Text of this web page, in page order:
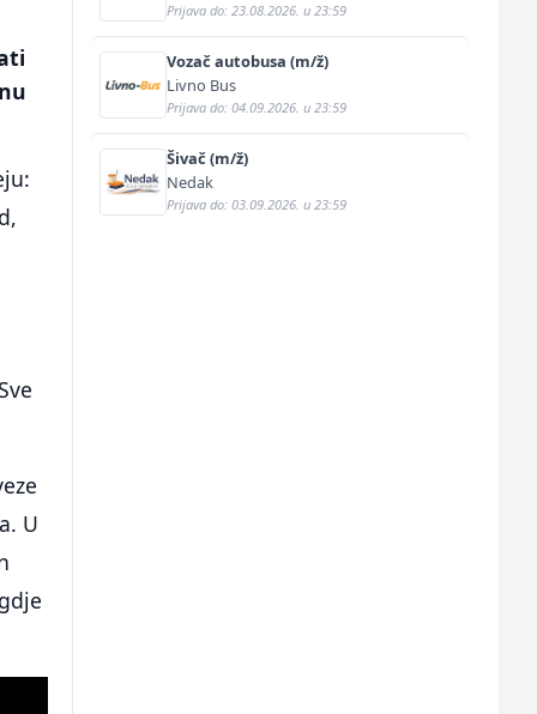
U
Prijava do: 23.08.2026. u 23:59
Vozač autobusa (m/ž)
Livno Bus
Prijava do: 04.09.2026. u 23:59
Šivač (m/ž)
Nedak
Prijava do: 03.09.2026. u 23:59